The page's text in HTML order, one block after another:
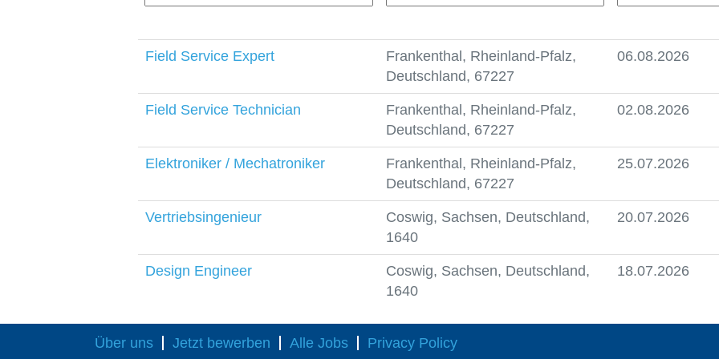
Field Service Expert
Frankenthal, Rheinland-Pfalz,
Deutschland, 67227
06.08.2026
Field Service Technician
Frankenthal, Rheinland-Pfalz,
Deutschland, 67227
02.08.2026
Elektroniker / Mechatroniker
Frankenthal, Rheinland-Pfalz,
Deutschland, 67227
25.07.2026
Vertriebsingenieur
Coswig, Sachsen, Deutschland,
1640
20.07.2026
Design Engineer
Coswig, Sachsen, Deutschland,
1640
18.07.2026
Über uns Jetzt bewerben Alle Jobs Privacy Policy